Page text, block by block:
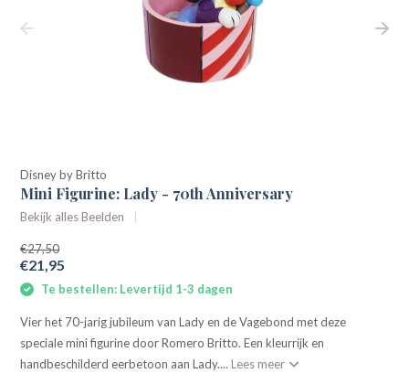
Disney by Britto
Mini Figurine: Lady - 70th Anniversary
Bekijk alles Beelden
€27,50
€21,95
Te bestellen: Levertijd 1-3 dagen
Vier het 70-jarig jubileum van Lady en de Vagebond met deze
speciale mini figurine door Romero Britto. Een kleurrijk en
handbeschilderd eerbetoon aan Lady.... Lees meer